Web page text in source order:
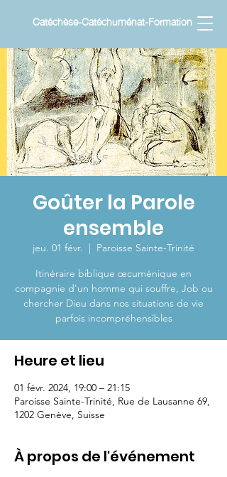
Catéchèse-Catéchuménat-Formation
Goûter la Parole
ensemble
jeu. 01 févr.
  |
Paroisse Sainte-Trinité
Itinéraire biblique œcuménique en
compagnie d'un homme qui souffre, Job ou
chercher Dieu dans nos situations de vie
parfois incompréhensibles
Heure et lieu
01 févr. 2024, 19:00 – 21:15
Paroisse Sainte-Trinité, Rue de Lausanne 69,
1202 Genève, Suisse
À propos de l'événement